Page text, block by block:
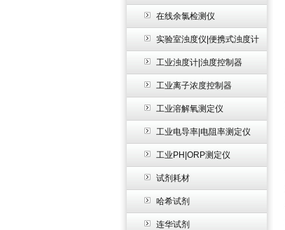
在线余氯检测仪
实验室浊度仪|便携式浊度计
工业浊度计|浊度控制器
工业离子浓度控制器
工业溶解氧测定仪
工业电导率|电阻率测定仪
工业PH|ORP测定仪
试剂耗材
哈希试剂
连华试剂